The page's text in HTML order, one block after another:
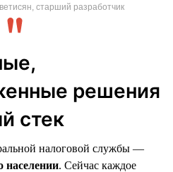
старший разработчик
решения
стек
налоговой службы —
населении. Сейчас каждое